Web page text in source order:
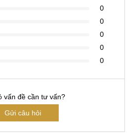
0
0
0
0
0
vấn đề cần tư vấn?
Gửi câu hỏi